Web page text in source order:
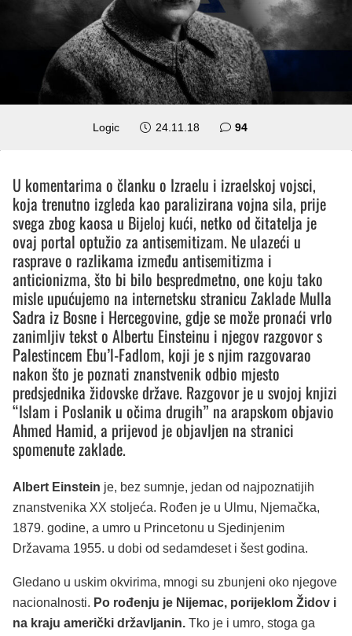
Logic 24.11.18 94komentara
U komentarima o članku o Izraelu i izraelskoj vojsci,
koja trenutno izgleda kao paralizirana vojna sila, prije
svega zbog kaosa u Bijeloj kući, netko od čitatelja je
ovaj portal optužio za antisemitizam. Ne ulazeći u
rasprave o razlikama između antisemitizma i
anticionizma, što bi bilo bespredmetno, one koju tako
misle upućujemo na internetsku stranicu Zaklade Mulla
Sadra iz Bosne i Hercegovine, gdje se može pronaći vrlo
zanimljiv tekst o Albertu Einsteinu i njegov razgovor s
Palestincem Ebu’l-Fadlom, koji je s njim razgovarao
nakon što je poznati znanstvenik odbio mjesto
predsjednika židovske države. Razgovor je u svojoj knjizi
“Islam i Poslanik u očima drugih” na arapskom objavio
Ahmed Hamid, a prijevod je objavljen na stranici
spomenute zaklade.
Albert Einstein je, bez sumnje, jedan od najpoznatijih
znanstvenika XX stoljeća. Rođen je u Ulmu, Njemačka,
1879. godine, a umro u Princetonu u Sjedinjenim
Državama 1955. u dobi od sedamdeset i šest godina.
Gledano u uskim okvirima, mnogi su zbunjeni oko njegove
nacionalnosti. Po rođenju je Nijemac, porijeklom Židov i
na kraju američki državljanin. Tko je i umro, stoga ga